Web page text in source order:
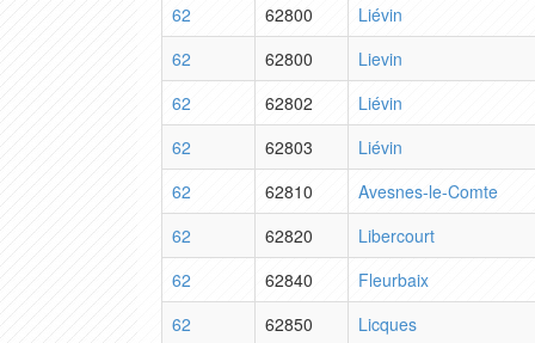
62
62800
Liévin
62
62800
Lievin
62
62802
Liévin
62
62803
Liévin
62
62810
Avesnes-le-Comte
62
62820
Libercourt
62
62840
Fleurbaix
62
62850
Licques